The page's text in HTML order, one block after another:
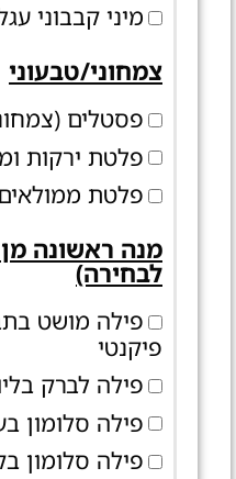
מיני קבבוני
צמחוני/טבעוני
פסטלים
פלטת ירקות
פלטת
לבחירה)
פילה מושט
פיקנטי
פילה לברק
פילה סלומון
פילה סלומון